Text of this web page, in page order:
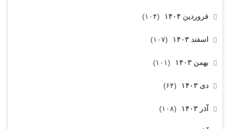
فروردین ۱۴۰۴ (۱۰۴)
اسفند ۱۴۰۳ (۱۰۷)
بهمن ۱۴۰۳ (۱۰۱)
دی ۱۴۰۳ (۶۴)
آذر ۱۴۰۳ (۱۰۸)